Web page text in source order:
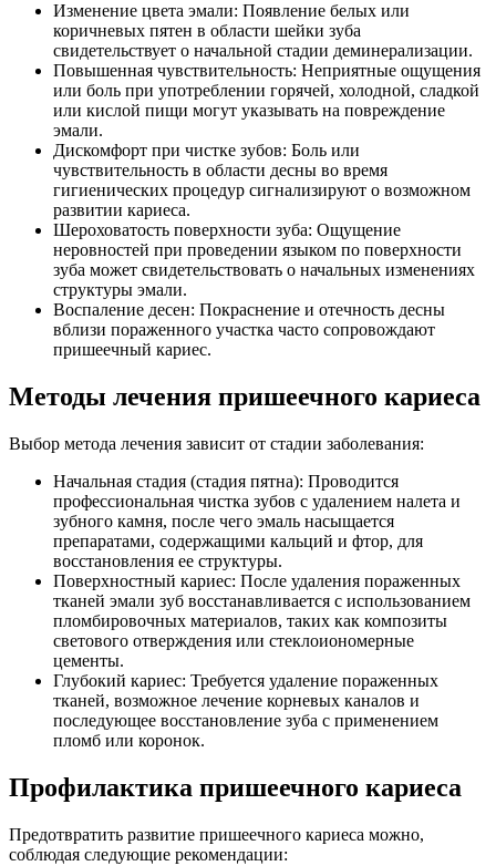
Изменение цвета эмали: Появление белых или
коричневых пятен в области шейки зуба
свидетельствует о начальной стадии деминерализации.
Повышенная чувствительность: Неприятные ощущения
или боль при употреблении горячей, холодной, сладкой
или кислой пищи могут указывать на повреждение
эмали.
Дискомфорт при чистке зубов: Боль или
чувствительность в области десны во время
гигиенических процедур сигнализируют о возможном
развитии кариеса.
Шероховатость поверхности зуба: Ощущение
неровностей при проведении языком по поверхности
зуба может свидетельствовать о начальных изменениях
структуры эмали.
Воспаление десен: Покраснение и отечность десны
вблизи пораженного участка часто сопровождают
пришеечный кариес.
Методы лечения пришеечного кариеса
Выбор метода лечения зависит от стадии заболевания:
Начальная стадия (стадия пятна): Проводится
профессиональная чистка зубов с удалением налета и
зубного камня, после чего эмаль насыщается
препаратами, содержащими кальций и фтор, для
восстановления ее структуры.
Поверхностный кариес: После удаления пораженных
тканей эмали зуб восстанавливается с использованием
пломбировочных материалов, таких как композиты
светового отверждения или стеклоиономерные
цементы.
Глубокий кариес: Требуется удаление пораженных
тканей, возможное лечение корневых каналов и
последующее восстановление зуба с применением
пломб или коронок.
Профилактика пришеечного кариеса
Предотвратить развитие пришеечного кариеса можно,
соблюдая следующие рекомендации: